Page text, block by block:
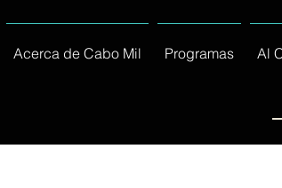
Acerca de Cabo Mil Programas Al